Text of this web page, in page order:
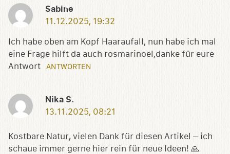
Sabine
11.12.2025, 19:32
Ich habe oben am Kopf Haaraufall, nun habe ich mal
eine Frage hilft da auch rosmarinoel,danke für eure
Antwort
ANTWORTEN
Nika S.
13.11.2025, 08:21
Kostbare Natur, vielen Dank für diesen Artikel – ich
schaue immer gerne hier rein für neue Ideen! 🙏